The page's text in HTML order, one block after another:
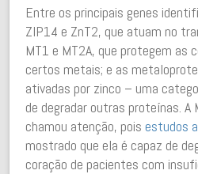
Entre os principais genes
ZIP14 e ZnT2, que atuam no
MT1 e MT2A, que protegem as
certos metais; e as
ativadas por zinco – uma
de degradar outras proteínas. A
chamou atenção, pois estudos
mostrado que ela é capaz de
coração de pacientes com